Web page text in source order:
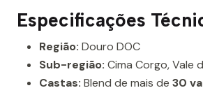
Especificações
Região: Douro DOC
Sub-região: Cima Corgo, Vale
Castas: Blend de mais de 30